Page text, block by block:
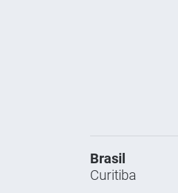
Brasil
Curitiba